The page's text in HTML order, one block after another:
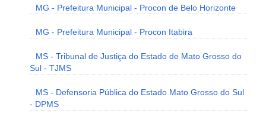
MG - Prefeitura Municipal - Procon de Belo Horizonte
MG - Prefeitura Municipal - Procon Itabira
MS - Tribunal de Justiça do Estado de Mato Grosso do
Sul - TJMS
MS - Defensoria Pública do Estado Mato Grosso do Sul
- DPMS